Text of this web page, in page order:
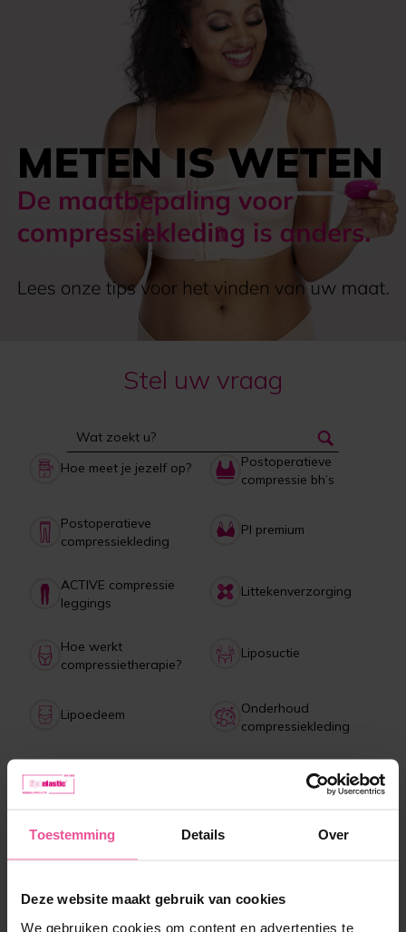
Toestemming Details Over
Deze website maakt gebruik van cookies
We gebruiken cookies om content en advertenties te
Stel uw vraag
Hoe meet je jezelf op?
Postoperatieve
compressie bh’s
Postoperatieve
compressiekleding
PI premium
ACTIVE compressie
leggings
Littekenverzorging
Hoe werkt
compressietherapie?
Liposuctie
Lipoedeem
Onderhoud
compressiekleding
Collagen drank
Betaling, levering,
retourneren, klachten
Meest verkochte producten